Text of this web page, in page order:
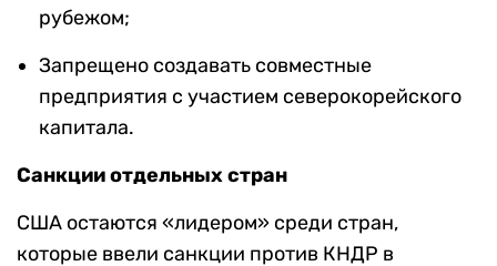
рубежом;
Запрещено создавать совместные
предприятия с участием северокорейского
капитала.
Санкции отдельных стран
США остаются «лидером» среди стран,
которые ввели санкции против КНДР в